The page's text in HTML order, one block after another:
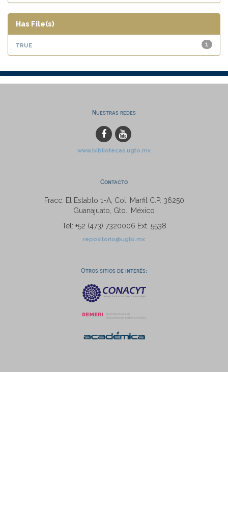
Has File(s)
1
true
Nuestras redes
www.bibliotecas.ugto.mx
Contacto
Fracc. El Establo 1-A, Col. Marfil C.P. 36250
Guanajuato, Gto., México
Tel: +52 (473) 7320006 Ext. 5538
repositorio@ugto.mx
Otros sitios de interés: